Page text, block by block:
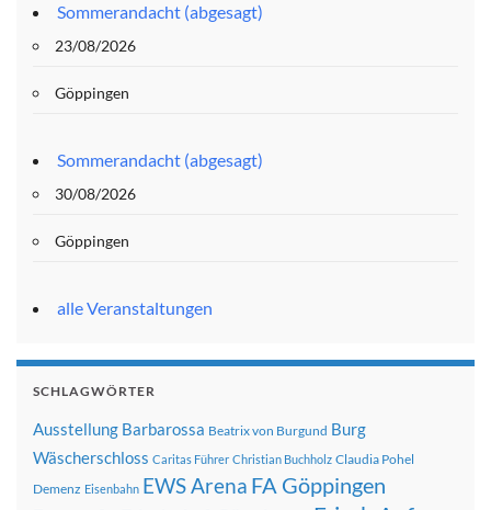
Sommerandacht (abgesagt)
23/08/2026
Göppingen
Sommerandacht (abgesagt)
30/08/2026
Göppingen
alle Veranstaltungen
SCHLAGWÖRTER
Ausstellung Barbarossa Beatrix von Burgund Burg
Wäscherschloss Caritas Führer Christian Buchholz Claudia Pohel
Demenz Eisenbahn EWS Arena FA Göppingen